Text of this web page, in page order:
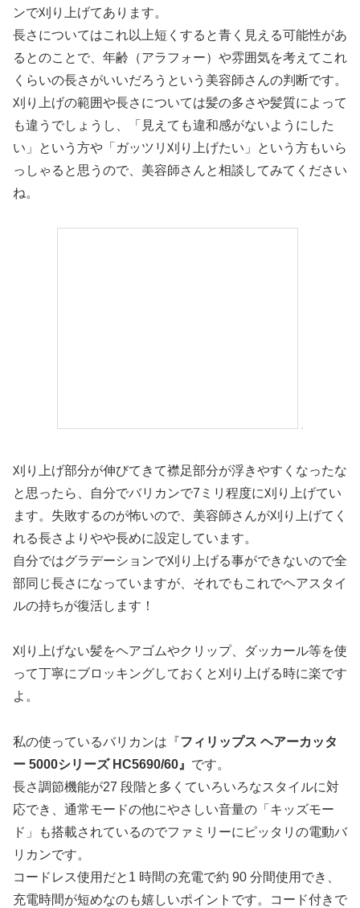
ンで刈り上げてあります。
長さについてはこれ以上短くすると青く見える可能性があ
るとのことで、年齢（アラフォー）や雰囲気を考えてこれ
くらいの長さがいいだろうという美容師さんの判断です。
刈り上げの範囲や長さについては髪の多さや髪質によって
も違うでしょうし、「見えても違和感がないようにした
い」という方や「ガッツリ刈り上げたい」という方もいら
っしゃると思うので、美容師さんと相談してみてください
ね。
刈り上げ部分が伸びてきて襟足部分が浮きやすくなったな
と思ったら、自分でバリカンで7ミリ程度に刈り上げてい
ます。失敗するのが怖いので、美容師さんが刈り上げてく
れる長さよりやや長めに設定しています。
自分ではグラデーションで刈り上げる事ができないので全
部同じ長さになっていますが、それでもこれでヘアスタイ
ルの持ちが復活します！
刈り上げない髪をヘアゴムやクリップ、ダッカール等を使
って丁寧にブロッキングしておくと刈り上げる時に楽です
よ。
私の使っているバリカンは『フィリップス ヘアーカッタ
ー 5000シリーズ HC5690/60 』 です。
長さ調節機能が27 段階と多くていろいろなスタイルに対
応でき、通常モードの他にやさしい音量の「キッズモー
ド」も搭載されているのでファミリーにピッタリの電動バ
リカンです。
コードレス使用だと1 時間の充電で約 90 分間使用でき、
充電時間が短めなのも嬉しいポイントです。コード付きで